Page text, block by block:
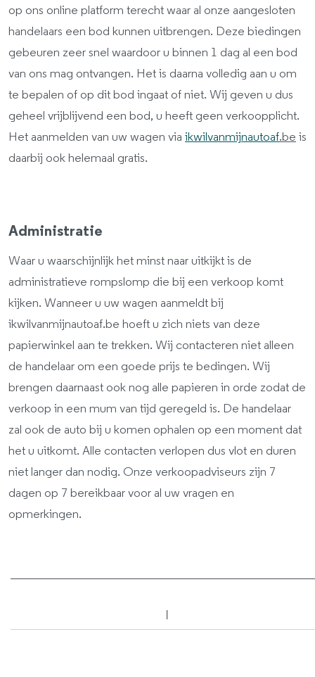
op ons online platform terecht waar al onze aangesloten
handelaars een bod kunnen uitbrengen. Deze biedingen
gebeuren zeer snel waardoor u binnen 1 dag al een bod
van ons mag ontvangen. Het is daarna volledig aan u om
te bepalen of op dit bod ingaat of niet. Wij geven u dus
geheel vrijblijvend een bod, u heeft geen verkoopplicht.
Het aanmelden van uw wagen via ikwilvanmijnautoaf.be is
daarbij ook helemaal gratis.
Administratie
Waar u waarschijnlijk het minst naar uitkijkt is de
administratieve rompslomp die bij een verkoop komt
kijken. Wanneer u uw wagen aanmeldt bij
ikwilvanmijnautoaf.be hoeft u zich niets van deze
papierwinkel aan te trekken. Wij contacteren niet alleen
de handelaar om een goede prijs te bedingen. Wij
brengen daarnaast ook nog alle papieren in orde zodat de
verkoop in een mum van tijd geregeld is. De handelaar
zal ook de auto bij u komen ophalen op een moment dat
het u uitkomt. Alle contacten verlopen dus vlot en duren
niet langer dan nodig. Onze verkoopadviseurs zijn 7
dagen op 7 bereikbaar voor al uw vragen en
opmerkingen.